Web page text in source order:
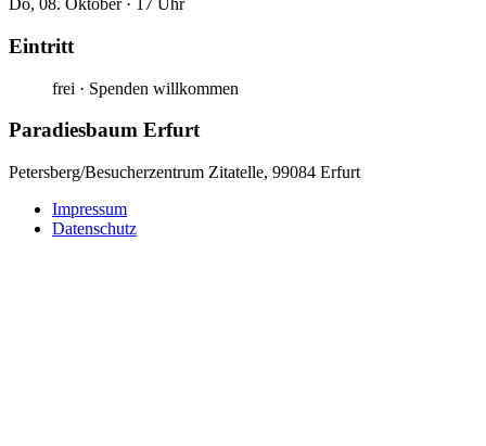
Do, 08. Oktober · 17 Uhr
Eintritt
frei · Spenden willkommen
Paradiesbaum Erfurt
Petersberg/Besucherzentrum Zitatelle, 99084 Erfurt
Impressum
Datenschutz